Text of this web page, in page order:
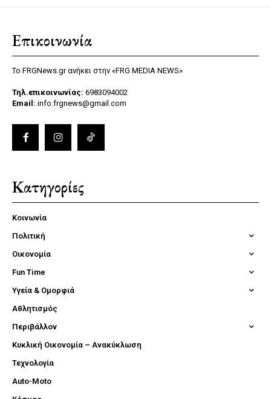
Επικοινωνία
Το FRGNews.gr ανήκει στην «FRG MEDIA NEWS»
Τηλ.επικοινωνίας: 6983094002
Email: info.frgnews@gmail.com
Κατηγορίες
Κοινωνία
Πολιτική
Οικονομία
Fun Time
Υγεία & Ομορφιά
Αθλητισμός
Περιβάλλον
Κυκλική Οικονομία – Ανακύκλωση
Τεχνολογία
Auto-Moto